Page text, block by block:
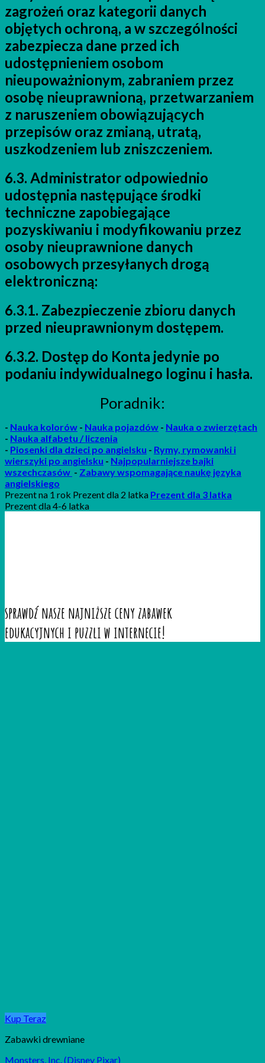
zagrożeń oraz kategorii danych
objętych ochroną, a w szczególności
zabezpiecza dane przed ich
udostępnieniem osobom
nieupoważnionym, zabraniem przez
osobę nieuprawnioną, przetwarzaniem
z naruszeniem obowiązujących
przepisów oraz zmianą, utratą,
uszkodzeniem lub zniszczeniem.
6.3. Administrator odpowiednio
udostępnia następujące środki
techniczne zapobiegające
pozyskiwaniu i modyfikowaniu przez
osoby nieuprawnione danych
osobowych przesyłanych drogą
elektroniczną:
6.3.1. Zabezpieczenie zbioru danych
przed nieuprawnionym dostępem.
6.3.2. Dostęp do Konta jedynie po
podaniu indywidualnego loginu i hasła.
Poradnik:
- Nauka kolorów - Nauka pojazdów - Nauka o zwierzętach
- Nauka alfabetu / liczenia
- Piosenki dla dzieci po angielsku - Rymy, rymowanki i
wierszyki po angielsku - Najpopularniejsze bajki
wszechczasów - Zabawy wspomagające naukę języka
angielskiego
Prezent na 1 rok Prezent dla 2 latka Prezent dla 3 latka
Prezent dla 4-6 latka
sprawdź nasze najniższe ceny zabawek
edukacyjnych i puzzli w internecie!
Kup Teraz
Zabawki drewniane
Monsters, Inc. (Disney Pixar)